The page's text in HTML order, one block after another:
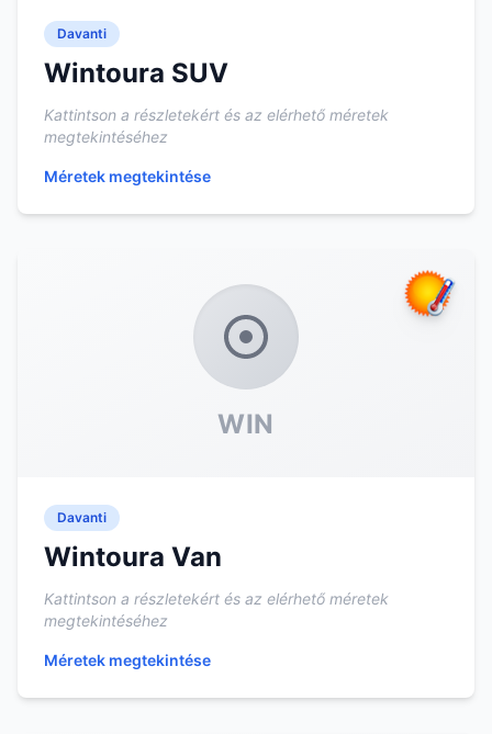
Davanti
Wintoura SUV
Kattintson a részletekért és az elérhető méretek
megtekintéséhez
Méretek megtekintése
WIN
Davanti
Wintoura Van
Kattintson a részletekért és az elérhető méretek
megtekintéséhez
Méretek megtekintése